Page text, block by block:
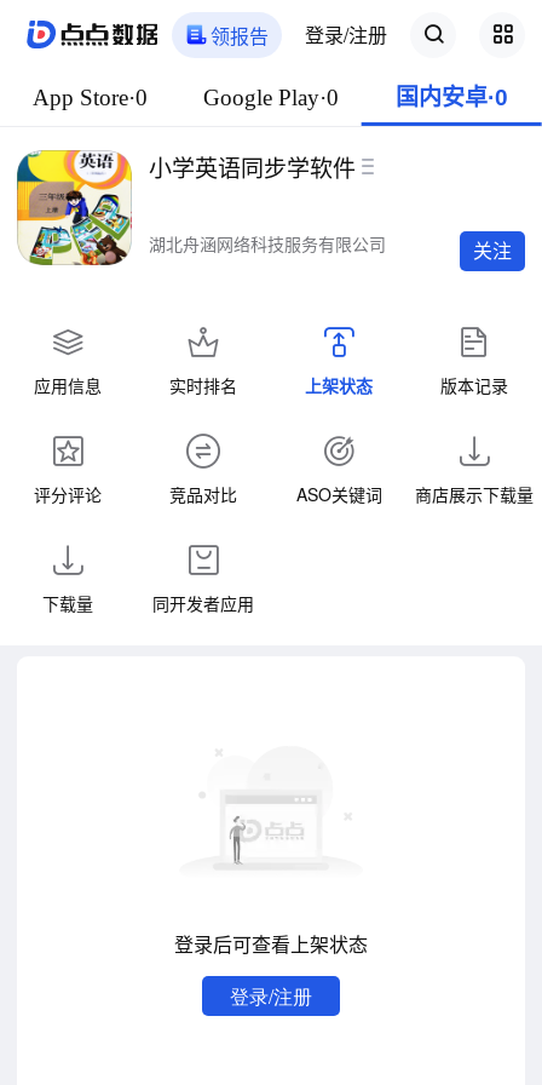
领报告 登录/注册
App Store·0 Google Play·0 国内安卓·0
小学英语同步学软件
湖北舟涵网络科技服务有限公司 关注
应用信息 实时排名 上架状态 版本记录
评分评论 竞品对比 ASO关键词 商店展示下载量
下载量 同开发者应用
登录后可查看上架状态
登录/注册